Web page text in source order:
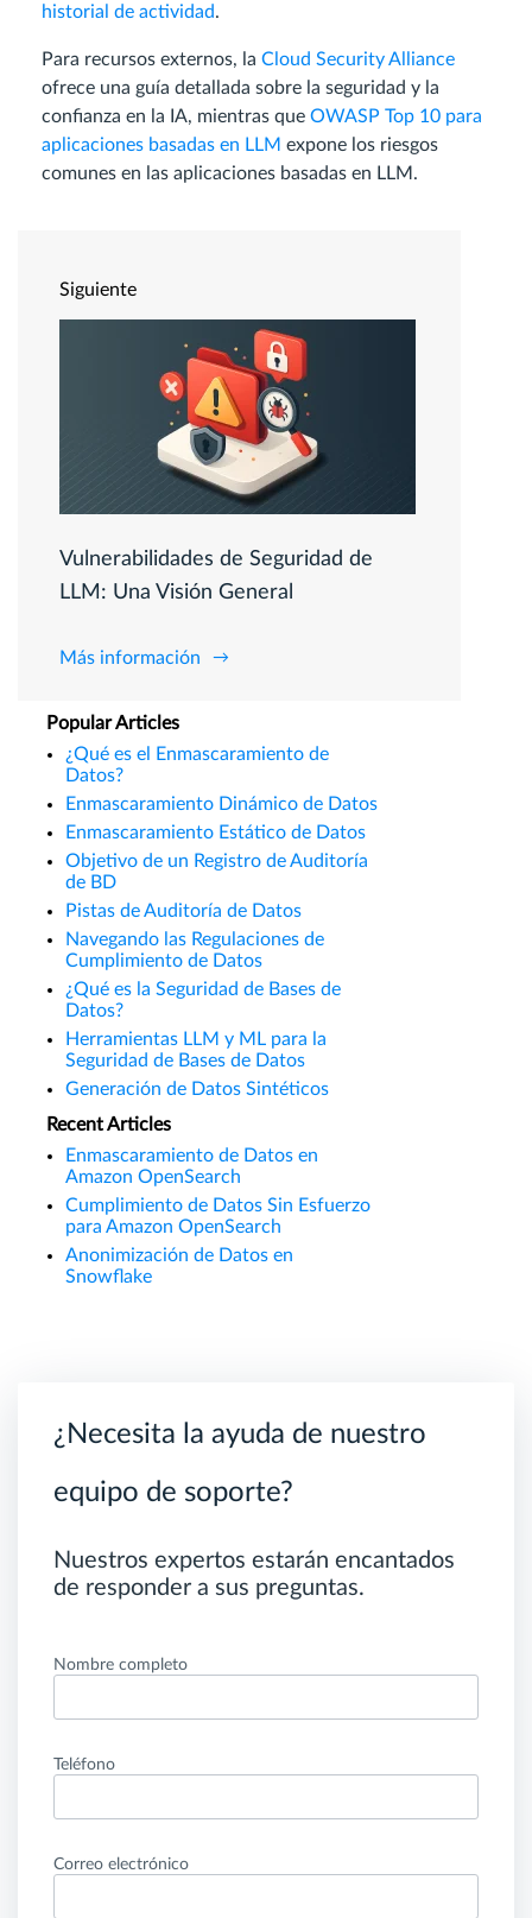
historial de actividad.
Para recursos externos, la Cloud Security Alliance
ofrece una guía detallada sobre la seguridad y la
confianza en la IA, mientras que OWASP Top 10 para
aplicaciones basadas en LLM expone los riesgos
comunes en las aplicaciones basadas en LLM.
Siguiente
Vulnerabilidades de Seguridad de
LLM: Una Visión General
Más información
Popular Articles
¿Qué es el Enmascaramiento de
Datos?
Enmascaramiento Dinámico de Datos
Enmascaramiento Estático de Datos
Objetivo de un Registro de Auditoría
de BD
Pistas de Auditoría de Datos
Navegando las Regulaciones de
Cumplimiento de Datos
¿Qué es la Seguridad de Bases de
Datos?
Herramientas LLM y ML para la
Seguridad de Bases de Datos
Generación de Datos Sintéticos
Recent Articles
Enmascaramiento de Datos en
Amazon OpenSearch
Cumplimiento de Datos Sin Esfuerzo
para Amazon OpenSearch
Anonimización de Datos en
Snowflake
¿Necesita la ayuda de nuestro
equipo de soporte?
Nuestros expertos estarán encantados
de responder a sus preguntas.
Nombre completo
Teléfono
Correo electrónico